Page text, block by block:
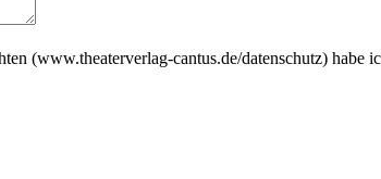
(www.theaterverlag-cantus.de/datenschutz) habe